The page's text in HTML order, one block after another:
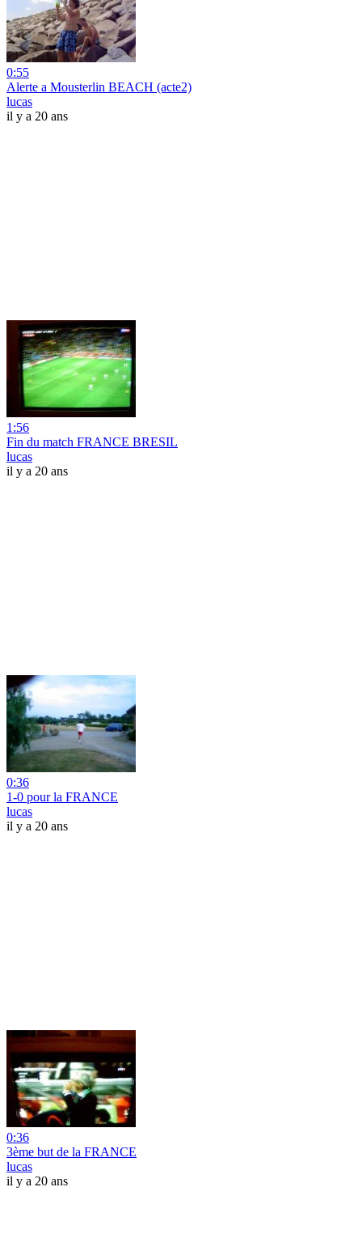
0:55
Alerte a Mousterlin BEACH (acte2)
lucas
il y a 20 ans
1:56
Fin du match FRANCE BRESIL
lucas
il y a 20 ans
0:36
1-0 pour la FRANCE
lucas
il y a 20 ans
0:36
3ème but de la FRANCE
lucas
il y a 20 ans